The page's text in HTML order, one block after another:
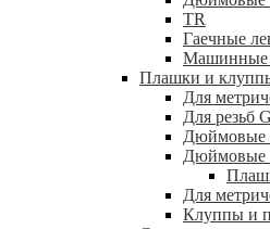
TR
Гаечные
Машинные
Плашки и
Для
Для резьб
Дюймовые
Дюймовые
Для
Клуппы и